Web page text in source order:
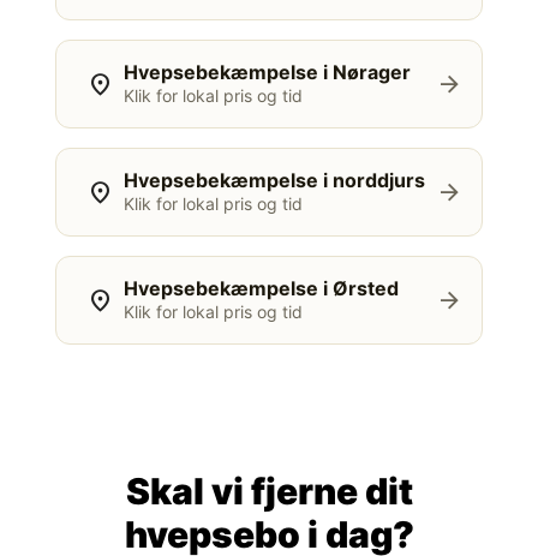
location_on Hvepsebekæmpelse i Nørager
Klik for lokal pris og tid arrow_forward
location_on Hvepsebekæmpelse i norddjurs
Klik for lokal pris og tid arrow_forward
location_on Hvepsebekæmpelse i Ørsted
Klik for lokal pris og tid arrow_forward
Skal vi fjerne dit
hvepsebo i dag?